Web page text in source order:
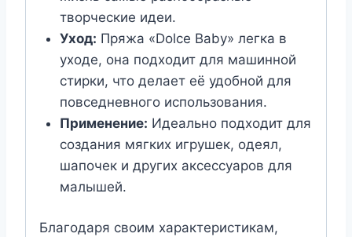
творческие идеи.
Уход: Пряжа «Dolce Baby» легка в
уходе, она подходит для машинной
стирки, что делает её удобной для
повседневного использования.
Применение: Идеально подходит для
создания мягких игрушек, одеял,
шапочек и других аксессуаров для
малышей.
Благодаря своим характеристикам,